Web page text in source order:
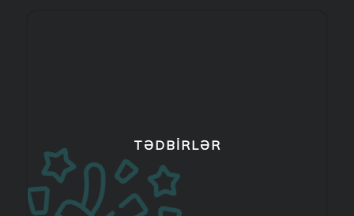
TƏDBIRLƏR